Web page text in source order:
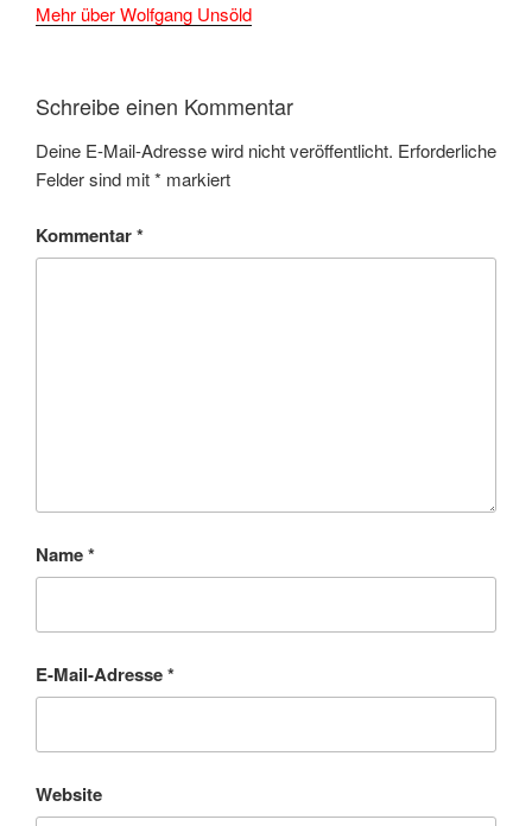
Mehr über Wolfgang Unsöld
Schreibe einen Kommentar
Deine E-Mail-Adresse wird nicht veröffentlicht. Erforderliche
Felder sind mit* markiert
Kommentar*
Name*
E-Mail-Adresse*
Website